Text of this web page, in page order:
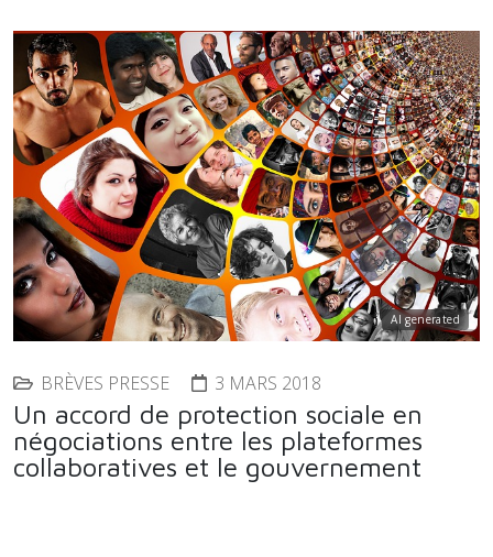
AI generated
BRÈVES PRESSE 3 MARS 2018
Un accord de protection sociale en
négociations entre les plateformes
collaboratives et le gouvernement